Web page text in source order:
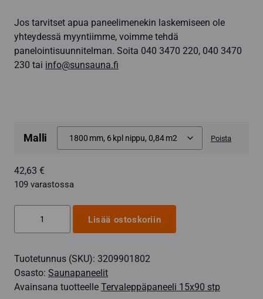
Jos tarvitset apua paneelimenekin laskemiseen ole
yhteydessä myyntiimme, voimme tehdä
panelointisuunnitelman. Soita 040 3470 220, 040 3470
230 tai info@sunsauna.fi
Malli Poista
42,63 €
109 varastossa
STP-
ponttinen
määrä
Lisää ostoskoriin
Tuotetunnus (SKU): 3209901802
Osasto: Saunapaneelit
Avainsana tuotteelle Tervaleppäpaneeli 15x90 stp